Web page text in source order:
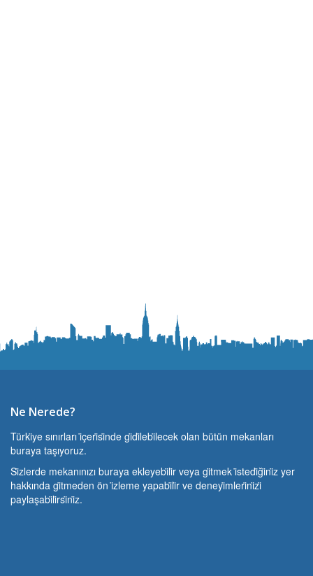
Ne Nerede?
Türki̇ye sınırları i̇çeri̇si̇nde gi̇di̇lebi̇lecek olan bütün mekanları
buraya taşıyoruz.
Si̇zlerde mekanınızı buraya ekleyebi̇li̇r veya gi̇tmek i̇stedi̇ği̇ni̇z yer
hakkında gi̇tmeden ön i̇zleme yapabi̇li̇r ve deneyi̇mleri̇ni̇zi̇
paylaşabi̇li̇rsi̇ni̇z.